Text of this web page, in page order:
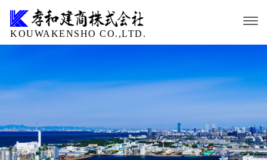
KOUWAKENSHO CO.,LTD.